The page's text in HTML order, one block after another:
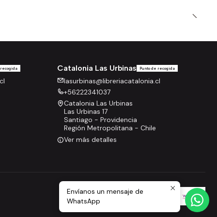
recogida Catalonia Las Urbinas Punto de recogida
lasurbinas@libreriacatalonia.cl
+56222341037
Catalonia Las Urbinas
Las Urbinas 17
Santiago - Providencia
Región Metropolitana - Chile
Ver más detalles
Envíanos un mensaje de
WhatsApp